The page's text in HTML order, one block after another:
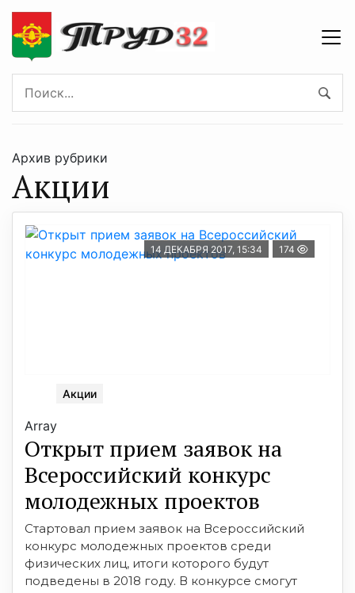
Архив рубрики
Акции
14 ДЕКАБРЯ 2017, 15:34 174
Акции
Array
Открыт прием заявок на
Всероссийский конкурс
молодежных проектов
Стартовал прием заявок на Всероссийский
конкурс молодежных проектов среди
физических лиц, итоги которого будут
подведены в 2018 году. В конкурсе смогут